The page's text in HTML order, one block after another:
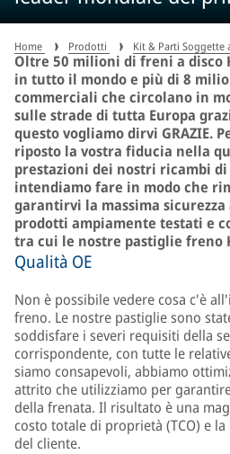
equipaggiamento* -
milioni di volte
Home Prodotti Kit & Parti Soggette
Oltre 50 milioni di freni a disco
in tutto il mondo e più di 8
commerciali che circolano in
sulle strade di tutta Europa
questo vogliamo dirvi GRAZIE.
riposto la vostra fiducia nella
prestazioni dei nostri ricambi
intendiamo fare in modo che
garantirvi la massima
prodotti ampiamente testati e
tra cui le nostre pastiglie freno
Qualità OE
Non è possibile vedere cosa c'è
freno. Le nostre pastiglie sono
soddisfare i severi requisiti della
corrispondente, con tutte le
siamo consapevoli, abbiamo
attrito che utilizziamo per
della frenata. Il risultato è una
costo totale di proprietà (TCO) e
del cliente.